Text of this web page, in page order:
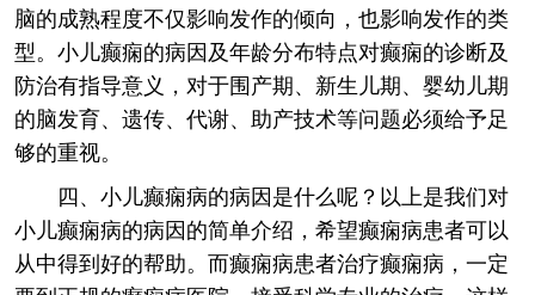
脑的成熟程度不仅影响发作的倾向，也影响发作的类
型。小儿癫痫的病因及年龄分布特点对癫痫的诊断及
防治有指导意义，对于围产期、新生儿期、婴幼儿期
的脑发育、遗传、代谢、助产技术等问题必须给予足
够的重视。
四、小儿癫痫病的病因是什么呢？以上是我们对
小儿癫痫病的病因的简单介绍，希望癫痫病患者可以
从中得到好的帮助。而癫痫病患者治疗癫痫病，一定